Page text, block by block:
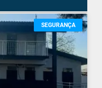
SEGURANÇA